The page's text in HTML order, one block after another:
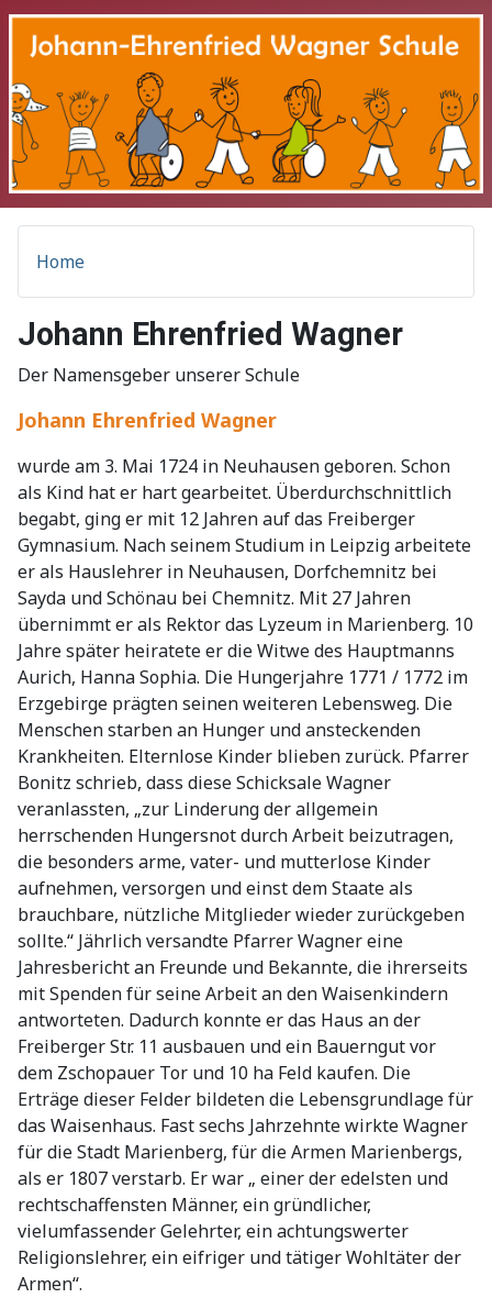
Home
Johann Ehrenfried Wagner
Der Namensgeber unserer Schule
Johann Ehrenfried Wagner
wurde am 3. Mai 1724 in Neuhausen geboren. Schon
als Kind hat er hart gearbeitet. Überdurchschnittlich
begabt, ging er mit 12 Jahren auf das Freiberger
Gymnasium. Nach seinem Studium in Leipzig arbeitete
er als Hauslehrer in Neuhausen, Dorfchemnitz bei
Sayda und Schönau bei Chemnitz. Mit 27 Jahren
übernimmt er als Rektor das Lyzeum in Marienberg. 10
Jahre später heiratete er die Witwe des Hauptmanns
Aurich, Hanna Sophia. Die Hungerjahre 1771 / 1772 im
Erzgebirge prägten seinen weiteren Lebensweg. Die
Menschen starben an Hunger und ansteckenden
Krankheiten. Elternlose Kinder blieben zurück. Pfarrer
Bonitz schrieb, dass diese Schicksale Wagner
veranlassten, „zur Linderung der allgemein
herrschenden Hungersnot durch Arbeit beizutragen,
die besonders arme, vater- und mutterlose Kinder
aufnehmen, versorgen und einst dem Staate als
brauchbare, nützliche Mitglieder wieder zurückgeben
sollte.“ Jährlich versandte Pfarrer Wagner eine
Jahresbericht an Freunde und Bekannte, die ihrerseits
mit Spenden für seine Arbeit an den Waisenkindern
antworteten. Dadurch konnte er das Haus an der
Freiberger Str. 11 ausbauen und ein Bauerngut vor
dem Zschopauer Tor und 10 ha Feld kaufen. Die
Erträge dieser Felder bildeten die Lebensgrundlage für
das Waisenhaus. Fast sechs Jahrzehnte wirkte Wagner
für die Stadt Marienberg, für die Armen Marienbergs,
als er 1807 verstarb. Er war „ einer der edelsten und
rechtschaffensten Männer, ein gründlicher,
vielumfassender Gelehrter, ein achtungswerter
Religionslehrer, ein eifriger und tätiger Wohltäter der
Armen“.